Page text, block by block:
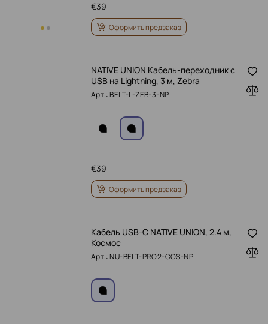
39
€
Оформить предзаказ
NATIVE UNION Кабель-переходник с
USB на Lightning, 3 м, Zebra
Арт.: BELT-L-ZEB-3-NP
39
€
Оформить предзаказ
Кабель USB-C NATIVE UNION, 2.4 м,
Космос
Арт.: NU-BELT-PRO2-COS-NP